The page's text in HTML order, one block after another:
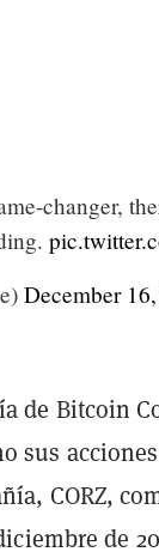
changer,
December
de Bitcoin
sus
CORZ,
de